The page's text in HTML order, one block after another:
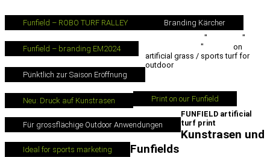
Funfield – ROBO TURF RALLEY Branding Kärcher
Funfield – branding EM2024
Pünktlich zur Saison Eröffnung
Neu: Druck auf Kunstrasen Print on our Funfield
Für grossflächige Outdoor Anwendungen
Ideal for sports marketing
"
"
"
on
artificial grass / sports turf for
outdoor
FUNFIELD artificial
turf print
Kunstrasen und
Funfields